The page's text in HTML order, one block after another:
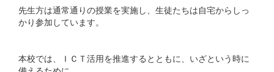
先生方は通常通りの授業を実施し、生徒たちは自宅からしっ
かり参加しています。
本校では、ＩＣＴ活用を推進するとともに、いざという時に